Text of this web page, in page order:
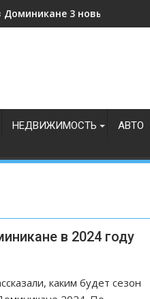
3 новых отеля
спортивный туризм
НЕДВИЖИМОСТЬ АВТО
в 2024 году
каким будет сезон